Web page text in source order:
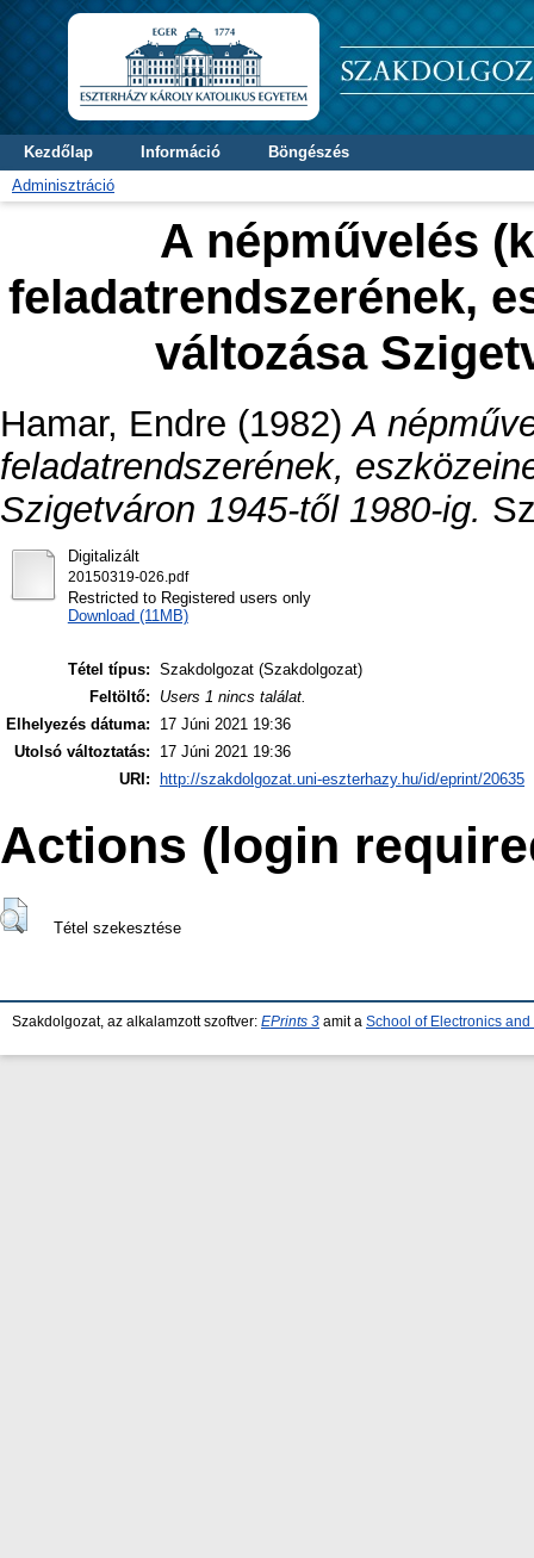
Kezdőlap Információ
Böngészés
Adminisztráció
A népművelés
feladatrendszerének,
változása
Hamar, Endre (1982)A
feladatrendszerének,
Szigetváron 1945-től 1980-ig.
Digitalizált
20150319-026.pdf
Restricted to Registered users only
Download (11MB)
Tétel típus: Szakdolgozat (Szakdolgozat)
Feltöltő:
Users 1 nincs találat.
Elhelyezés dátuma:
17 Júni 2021 19:36
Utolsó változtatás:
17 Júni 2021 19:36
URI:
http://szakdolgozat.uni-eszterhazy.hu/id/eprint/20635
Actions (login
Tétel szekesztése
Szakdolgozat, az alkalamzott szoftver: EPrints 3 amit a School of Electronics